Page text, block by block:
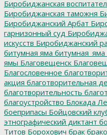
Биробиджанская
Биробиджанская таможня
Биробиджанский Арбат
гарнизонный суд
искусств Биробиджанский
битумная яма битумная_яма
ямы Благовещенск
Благословенное
акция благотворительная
благотворительность
благоустройство Блокада
боеприпасы Бойцовский
этнографический диктант
Титов Борохович брак